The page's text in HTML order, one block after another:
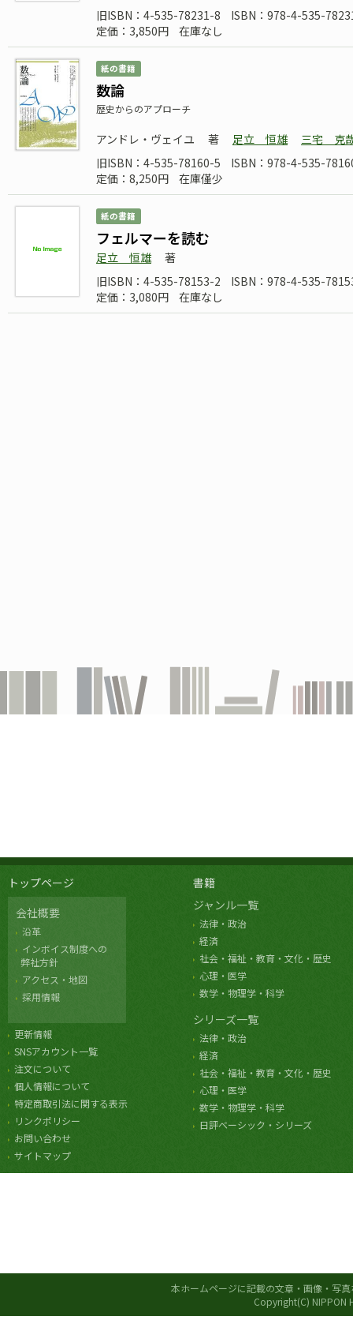
旧ISBN：4-535-78231-8
ISBN：978-4-535-
定価：3,850円
在庫なし
紙の書籍
数論
歴史からのアプローチ
アンドレ・ヴェイユ 著 足立 恒雄
三宅 克
旧ISBN：4-535-78160-5
ISBN：978-4-535-
定価：8,250円
在庫僅少
紙の書籍
フェルマーを読む
足立 恒雄
著
旧ISBN：4-535-78153-2
ISBN：978-4-535-
定価：3,080円
在庫なし
トップページ
会社概要
沿革
インボイス制度への
弊社方針
アクセス・地図
採用情報
更新情報
SNSアカウント一覧
注文について
個人情報について
特定商取引法に関する表示
リンクポリシー
お問い合わせ
サイトマップ
書籍
ジャンル一覧
法律・政治
経済
社会・福祉・教育・文化・歴史
心理・医学
数学・物理学・科学
シリーズ一覧
法律・政治
経済
社会・福祉・教育・文化・歴史
心理・医学
数学・物理学・科学
日評ベーシック・シリーズ
本ホームページに記載の文章・画像・写
Copyright(C) NIPPON